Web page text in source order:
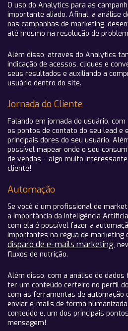
O uso do Analytics para as
importante aliado. Afinal, a análise
nas campanhas de marketing,
até mesmo na resolução de
Além disso, através do Analytics
indicação de acessos, cliques e
seus resultados e auxiliando a
usuário dentro do site.
Jornada do Cliente
Falando em jornada do usuário,
os pontos de contato do seu lead e
principais dores do seu usuário.
possível mapear onde o seu
de vendas – algo muito
cliente!
Automação
Se você é um profissional de
a importância da Inteligência
com ela é possível fazer a
importantes na régua de marketing
disparo de e-mails marketing,
fluxos de nutrição.
Além disso, com a análise de
ter um conteúdo certeiro no perfil
com as ferramentas de automação
enviar e-mails de forma
conteúdo e, um dos principais
mensagem!